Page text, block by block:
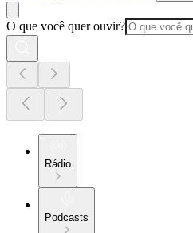
O que você quer ouvir?
Rádio
Podcasts